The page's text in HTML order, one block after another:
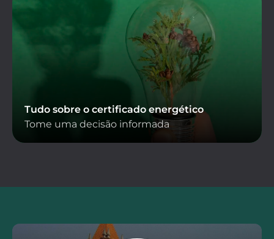
Tudo sobre o certificado energético
Tome uma decisão informada